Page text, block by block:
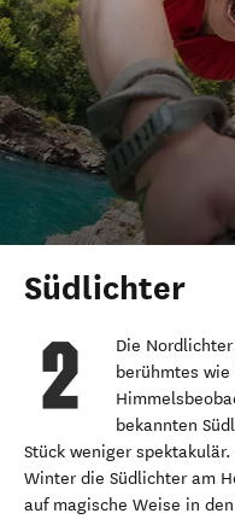
Südlichter
Die
berühmtes
bekannten
Stück weniger spektakulär.
Winter die Südlichter am
auf magische Weise in